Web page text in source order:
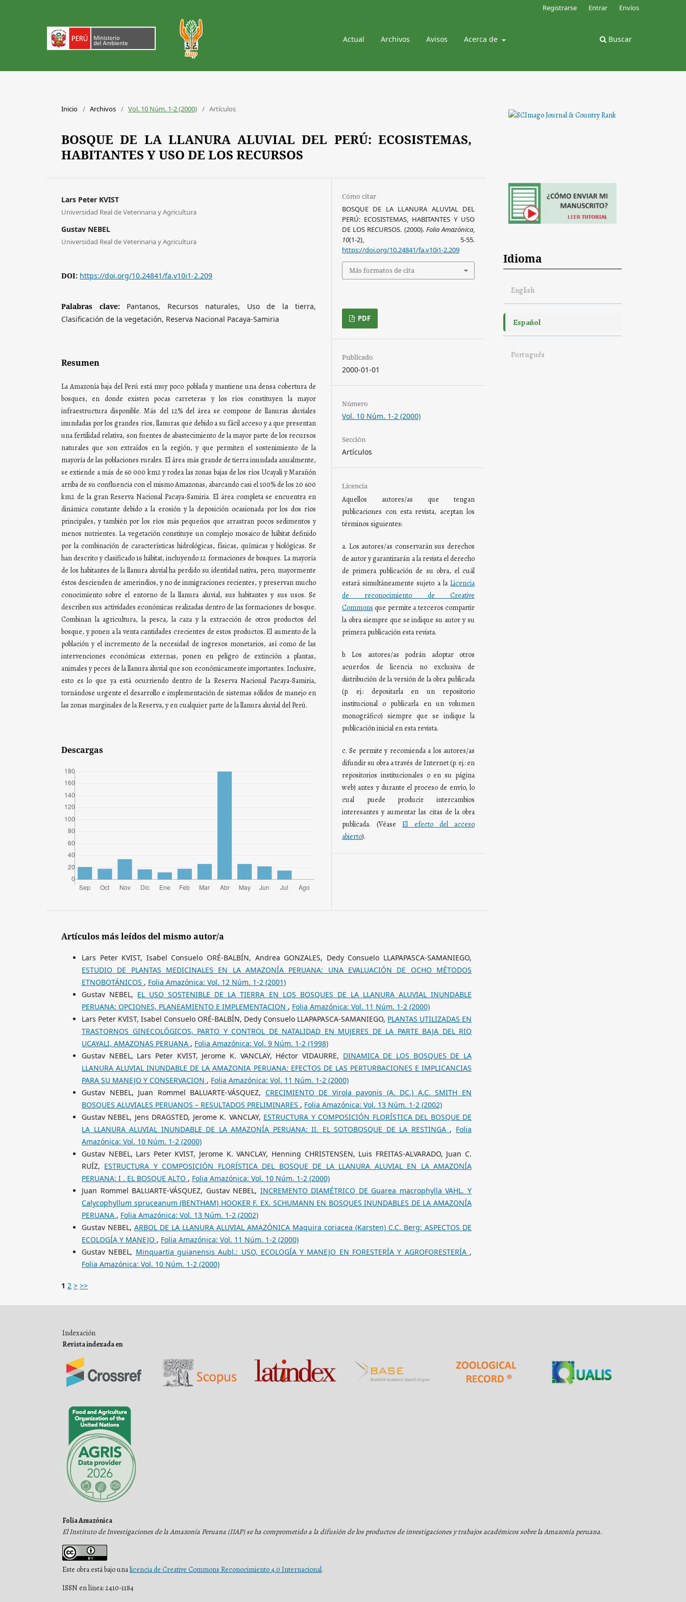
Actual Archivos Avisos Acerca de Buscar
Registrarse Entrar Envíos
Inicio / Archivos / Vol. 10 Núm. 1-2 (2000) / Artículos
BOSQUE DE LA LLANURA ALUVIAL DEL PERÚ: ECOSISTEMAS,
HABITANTES Y USO DE LOS RECURSOS
Lars Peter KVIST
Universidad Real de Veterinaria y Agricultura
Gustav NEBEL
Universidad Real de Veterinaria y Agricultura
DOI: https://doi.org/10.24841/fa.v10i1-2.209
Palabras clave: Pantanos, Recursos naturales, Uso de la tierra,
Clasificación de la vegetación, Reserva Nacional Pacaya-Samiria
Resumen
La Amazonía baja del Perú está muy poco poblada y mantiene una densa cobertura de
bosques, en donde existen pocas carreteras y los ríos constituyen la mayor
infraestructura disponible. Más del 12% del área se compone de llanuras aluviales
inundadas por los grandes ríos, llanuras que debido a su fácil acceso y a que presentan
una fertilidad relativa, son fuentes de abastecimiento de la mayor parte de los recursos
naturales que son extraídos en la región, y que permiten el sostenimiento de la
mayoría de las poblaciones rurales. El área más grande de tierra inundada anualmente,
se extiende a más de 60 000 km2 y rodea las zonas bajas de los ríos Ucayali y Marañón
arriba de su confluencia con el mismo Amazonas, abarcando casi el 100% de los 20 600
km2 de la gran Reserva Nacional Pacaya-Samiria. El área completa se encuentra en
dinámica constante debido a la erosión y la deposición ocasionada por los dos ríos
principales, y también por los ríos más pequeños que arrastran pocos sedimentos y
menos nutrientes. La vegetación constituye un complejo mosaico de hábitat definido
por la combinación de características hidrológicas, físicas, químicas y biológicas. Se
han descrito y clasificado 16 hábitat, incluyendo 12 formaciones de bosques. La mayoría
de los habitantes de la llanura aluvial ha perdido su identidad nativa, pero, mayormente
éstos descienden de amerindios, y no de inmigraciones recientes, y preservan mucho
conocimiento sobre el entorno de la llanura aluvial, sus habitantes y sus usos. Se
describen sus actividades económicas realizadas dentro de las formaciones de bosque.
Combinan la agricultura, la pesca, la caza y la extracción de otros productos del
bosque, y ponen a la venta cantidades crecientes de estos productos. El aumento de la
población y el incremento de la necesidad de ingresos monetarios, así como de las
intervenciones económicas externas, ponen en peligro de extinción a plantas,
animales y peces de la llanura aluvial que son económicamente importantes. Inclusive,
esto es lo que ya está ocurriendo dentro de la Reserva Nacional Pacaya-Samiria,
tornándose urgente el desarrollo e implementación de sistemas sólidos de manejo en
las zonas marginales de la Reserva, y en cualquier parte de la llanura aluvial del Perú.
Descargas
PDF
Publicado
2000-01-01
Número
Vol. 10 Núm. 1-2 (2000)
Sección
Artículos
Licencia
Aquellos autores/as que tengan
publicaciones con esta revista, aceptan los
términos siguientes:
a. Los autores/as conservarán sus derechos
de autor y garantizarán a la revista el derecho
de primera publicación de su obra, el cuál
estará simultáneamente sujeto a la Licencia
de reconocimiento de Creative
Commons que permite a terceros compartir
la obra siempre que se indique su autor y su
primera publicación esta revista.
b. Los autores/as podrán adoptar otros
acuerdos de licencia no exclusiva de
distribución de la versión de la obra publicada
(p. ej.: depositarla en un repositorio
institucional o publicarla en un volumen
monográfico) siempre que se indique la
publicación inicial en esta revista.
c. Se permite y recomienda a los autores/as
difundir su obra a través de Internet (p. ej.: en
repositorios institucionales o en su página
web) antes y durante el proceso de envío, lo
cual puede producir intercambios
interesantes y aumentar las citas de la obra
publicada. (VéaseEl efecto del acceso
abierto).
Cómo citar
BOSQUE DE LA LLANURA ALUVIAL DEL
PERÚ: ECOSISTEMAS, HABITANTES Y USO
DE LOS RECURSOS. (2000). Folia Amazónica,
10(1-2), 5-55.
https://doi.org/10.24841/fa.v10i1-2.209
Más formatos de cita
Artículos más leídos del mismo autor/a
Lars Peter KVIST, Isabel Consuelo ORÉ-BALBÍN, Andrea GONZALES, Dedy Consuelo LLAPAPASCA-SAMANIEGO,
ESTUDIO DE PLANTAS MEDICINALES EN LA AMAZONÍA PERUANA: UNA EVALUACIÓN DE OCHO MÉTODOS
ETNOBOTÁNICOS , Folia Amazónica: Vol. 12 Núm. 1-2 (2001)
Gustav NEBEL, EL USO SOSTENIBLE DE LA TIERRA EN LOS BOSQUES DE LA LLANURA ALUVIAL INUNDABLE
PERUANA: OPCIONES, PLANEAMIENTO E IMPLEMENTACION , Folia Amazónica: Vol. 11 Núm. 1-2 (2000)
Lars Peter KVIST, Isabel Consuelo ORÉ-BALBÍN, Dedy Consuelo LLAPAPASCA-SAMANIEGO, PLANTAS UTILIZADAS EN
TRASTORNOS GINECOLÓGICOS, PARTO Y CONTROL DE NATALIDAD EN MUJERES DE LA PARTE BAJA DEL RIO
UCAYALI, AMAZONAS PERUANA , Folia Amazónica: Vol. 9 Núm. 1-2 (1998)
Gustav NEBEL, Lars Peter KVIST, Jerome K. VANCLAY, Héctor VIDAURRE, DINAMICA DE LOS BOSQUES DE LA
LLANURA ALUVIAL INUNDABLE DE LA AMAZONIA PERUANA: EFECTOS DE LAS PERTURBACIONES E IMPLICANCIAS
PARA SU MANEJO Y CONSERVACION , Folia Amazónica: Vol. 11 Núm. 1-2 (2000)
Gustav NEBEL, Juan Rommel BALUARTE-VÁSQUEZ, CRECIMIENTO DE Virola pavonis (A. DC.) A.C. SMITH EN
BOSQUES ALUVIALES PERUANOS – RESULTADOS PRELIMINARES , Folia Amazónica: Vol. 13 Núm. 1-2 (2002)
Gustav NEBEL, Jens DRAGSTED, Jerome K. VANCLAY, ESTRUCTURA Y COMPOSICIÓN FLORÍSTICA DEL BOSQUE DE
LA LLANURA ALUVIAL INUNDABLE DE LA AMAZONÍA PERUANA: II. EL SOTOBOSQUE DE LA RESTINGA , Folia
Amazónica: Vol. 10 Núm. 1-2 (2000)
Gustav NEBEL, Lars Peter KVIST, Jerome K. VANCLAY, Henning CHRISTENSEN, Luis FREITAS-ALVARADO, Juan C.
RUÍZ, ESTRUCTURA Y COMPOSICIÓN FLORÍSTICA DEL BOSQUE DE LA LLANURA ALUVIAL EN LA AMAZONÍA
PERUANA: I . EL BOSQUE ALTO , Folia Amazónica: Vol. 10 Núm. 1-2 (2000)
Juan Rommel BALUARTE-VÁSQUEZ, Gustav NEBEL, INCREMENTO DIAMÉTRICO DE Guarea macrophylla VAHL. Y
Calycophyllum spruceanum (BENTHAM) HOOKER F. EX. SCHUMANN EN BOSQUES INUNDABLES DE LA AMAZONÍA
PERUANA , Folia Amazónica: Vol. 13 Núm. 1-2 (2002)
Gustav NEBEL, ARBOL DE LA LLANURA ALUVIAL AMAZÓNICA Maquira coriacea (Karsten) C.C. Berg: ASPECTOS DE
ECOLOGÍA Y MANEJO , Folia Amazónica: Vol. 11 Núm. 1-2 (2000)
Gustav NEBEL, Minquartia guianensis Aubl.: USO, ECOLOGÍA Y MANEJO EN FORESTERÍA Y AGROFORESTERÍA ,
Folia Amazónica: Vol. 10 Núm. 1-2 (2000)
1 2 > >>
Idioma
English
Español
Português
Indexación
Revista indexada en
Folia Amazónica
El Instituto de Investigaciones de la Amazonía Peruana (IIAP) se ha comprometido a la difusión de los productos de investigaciones y trabajos académicos sobre la Amazonía peruana.
Este obra está bajo unalicencia de Creative Commons Reconocimiento 4.0 Internacional.
ISSN en línea: 2410-1184